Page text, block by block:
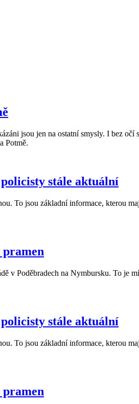
jsou jen na ostatní smysly. I bez
Potmě.
stále aktuální
To jsou základní informace, kterou
pramen
v Poděbradech na Nymbursku. To
stále aktuální
To jsou základní informace, kterou
pramen